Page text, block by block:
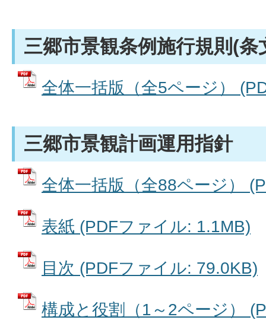
三郷市景観条例施行規則(条
全体一括版（全5ページ）
三郷市景観計画運用指針
全体一括版（全88ページ）
表紙 (PDFファイル: 1.1MB)
目次 (PDFファイル: 79.0KB)
構成と役割（1～2ページ）